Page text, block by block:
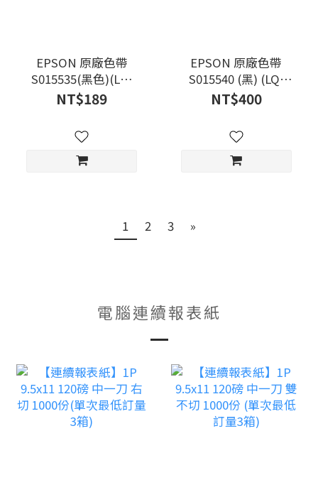
EPSON 原廠色帶
S015535(黑色)(LQ-
670/670C/680/680C)
NT$189
EPSON 原廠色帶
S015540 (黑) (LQ-
2170C/2080C/2180C/
NT$400
1 2 3 »
電腦連續報表紙